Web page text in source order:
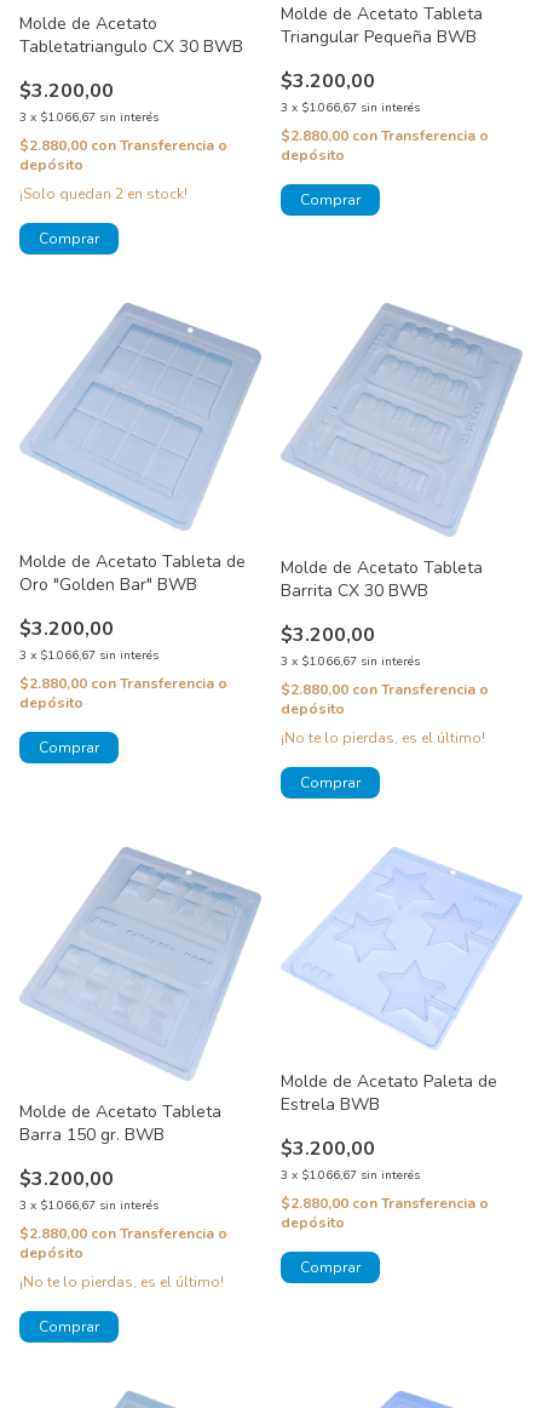
Molde de Acetato
Tabletatriangulo CX 30 BWB
$3.200,00
3 x $1.066,67 sin interés
$2.880,00 conTransferencia o
depósito
¡Solo quedan 2 en stock!
Molde de Acetato Tableta
Triangular Pequeña BWB
$3.200,00
3 x $1.066,67 sin interés
$2.880,00 conTransferencia o
depósito
Molde de Acetato Tableta de
Oro "Golden Bar" BWB
$3.200,00
3 x $1.066,67 sin interés
$2.880,00 conTransferencia o
depósito
Molde de Acetato Tableta
Barrita CX 30 BWB
$3.200,00
3 x $1.066,67 sin interés
$2.880,00 conTransferencia o
depósito
¡No te lo pierdas, es el último!
Molde de Acetato Tableta
Barra 150 gr. BWB
$3.200,00
3 x $1.066,67 sin interés
$2.880,00 conTransferencia o
depósito
¡No te lo pierdas, es el último!
Molde de Acetato Paleta de
Estrela BWB
$3.200,00
3 x $1.066,67 sin interés
$2.880,00 conTransferencia o
depósito